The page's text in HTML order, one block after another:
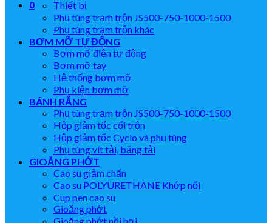
0
Thiết bị
Phụ tùng trạm trộn JS500-750-1000-1500
Phụ tùng trạm trộn khác
BƠM MỠ TỰ ĐỘNG
Bơm mỡ điện tự động
Bơm mỡ tay
Hệ thống bơm mỡ
Phụ kiện bơm mỡ
BÁNH RĂNG
Phụ tùng trạm trộn JS500-750-1000-1500
Hộp giảm tốc cối trộn
Hộp giảm tốc Cyclo và phụ tùng
Phụ tùng vít tải, băng tải
GIOĂNG PHỚT
Cao su giảm chấn
Cao su POLYURETHANE Khớp nối
Cup pen cao su
Gioăng phớt